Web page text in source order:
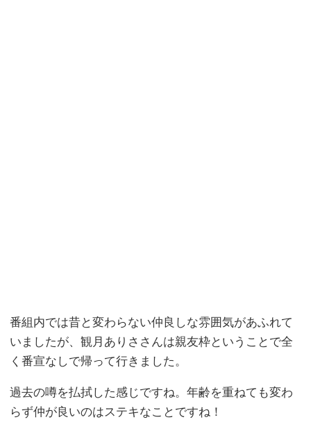
番組内では昔と変わらない仲良しな雰囲気があふれて
いましたが、観月ありささんは親友枠ということで全
く番宣なしで帰って行きました。
過去の噂を払拭した感じですね。年齢を重ねても変わ
らず仲が良いのはステキなことですね！